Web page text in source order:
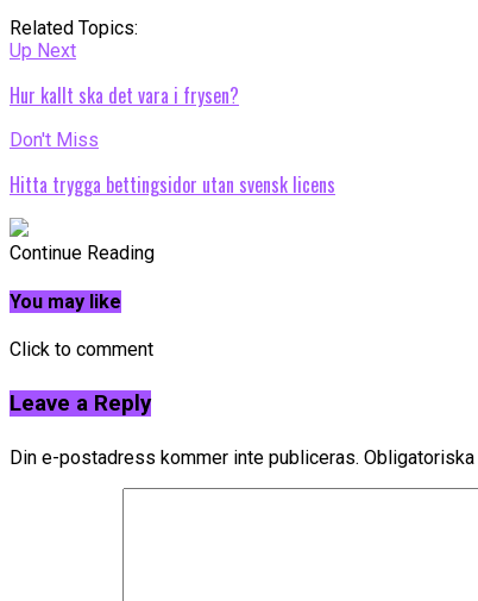
Related Topics:
Up Next
Hur kallt ska det vara i frysen?
Don't Miss
Hitta trygga bettingsidor utan svensk licens
Continue Reading
You may like
Click to comment
Leave a Reply
Din e-postadress kommer inte publiceras.